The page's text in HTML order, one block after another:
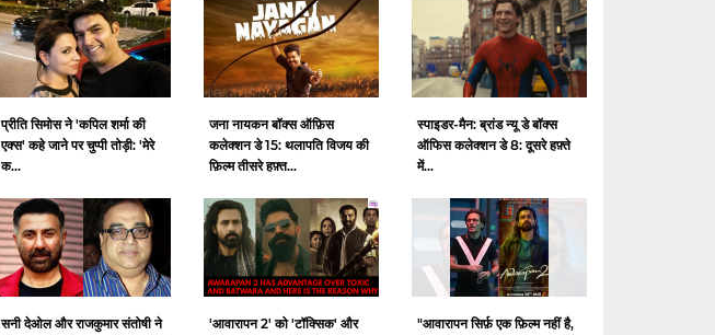
प्रीति सिमोस ने 'कपिल शर्मा की
एक्स' कहे जाने पर चुप्पी तोड़ी: 'मेरे
क...
जना नायकन बॉक्स ऑफ़िस
कलेक्शन डे 15: थलापति विजय की
फ़िल्म तीसरे हफ़्त...
स्पाइडर-मैन: ब्रांड न्यू डे बॉक्स
ऑफिस कलेक्शन डे 8: दूसरे हफ़्ते
में...
सनी देओल और राजकुमार संतोषी ने
'आवारापन 2' को 'टॉक्सिक' और
"आवारापन सिर्फ़ एक फ़िल्म नहीं है,